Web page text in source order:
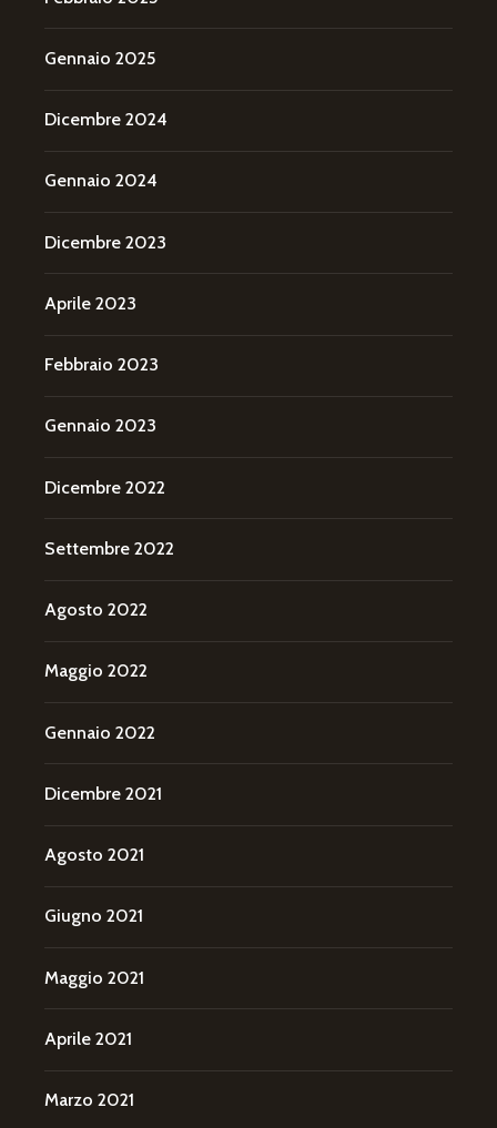
Gennaio 2025
Dicembre 2024
Gennaio 2024
Dicembre 2023
Aprile 2023
Febbraio 2023
Gennaio 2023
Dicembre 2022
Settembre 2022
Agosto 2022
Maggio 2022
Gennaio 2022
Dicembre 2021
Agosto 2021
Giugno 2021
Maggio 2021
Aprile 2021
Marzo 2021